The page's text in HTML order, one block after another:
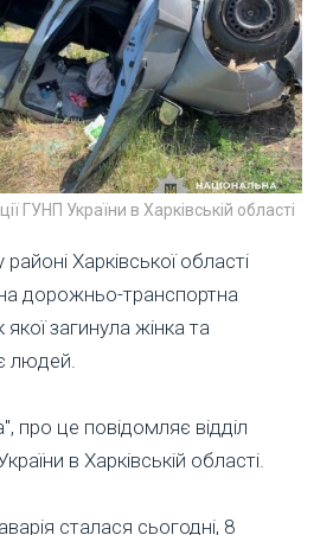
ГУНП України в Харківській області
Харківської області
дорожньо-транспортна
загинула жінка та
людей.
про це повідомляє відділ
в Харківській області.
сталася сьогодні, 8